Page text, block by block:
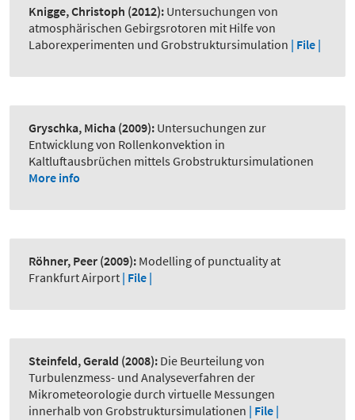
Knigge, Christoph (2012): Untersuchungen von
atmosphärischen Gebirgsrotoren mit Hilfe von
Laborexperimenten und Grobstruktursimulation | File |
Gryschka, Micha (2009): Untersuchungen zur
Entwicklung von Rollenkonvektion in
Kaltluftausbrüchen mittels Grobstruktursimulationen
More info
Röhner, Peer (2009): Modelling of punctuality at
Frankfurt Airport | File |
Steinfeld, Gerald (2008): Die Beurteilung von
Turbulenzmess- und Analyseverfahren der
Mikrometeorologie durch virtuelle Messungen
innerhalb von Grobstruktursimulationen | File |